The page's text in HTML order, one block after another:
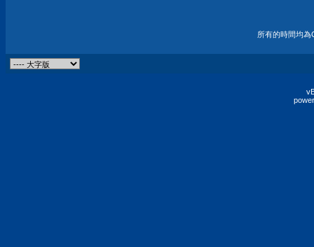
所有的時間均為